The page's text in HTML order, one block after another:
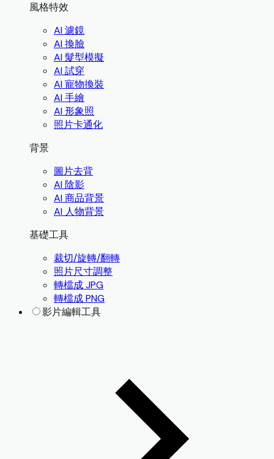
風格特效
AI 濾鏡
AI 換臉
AI 髮型模擬
AI 試穿
AI 寵物換裝
AI 手繪
AI 形象照
照片卡通化
背景
圖片去背
AI 陰影
AI 商品背景
AI 人物背景
基礎工具
裁切/旋轉/翻轉
照片尺寸調整
轉檔成 JPG
轉檔成 PNG
影片編輯工具